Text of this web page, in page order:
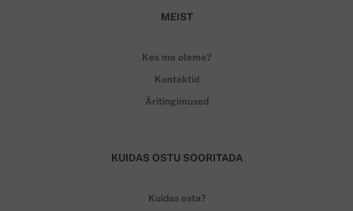
MEIST
Kes me oleme?
Kontaktid
Äritingimused
KUIDAS OSTU SOORITADA
Kuidas osta?